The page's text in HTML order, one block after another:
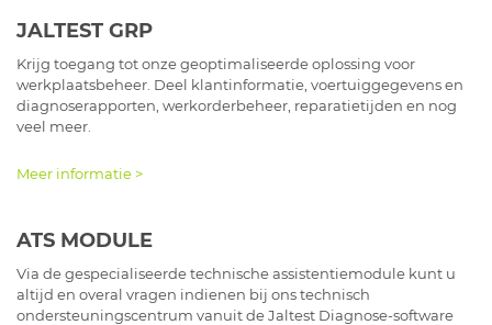
JALTEST GRP
Krijg toegang tot onze geoptimaliseerde oplossing voor
werkplaatsbeheer. Deel klantinformatie, voertuiggegevens en
diagnoserapporten, werkorderbeheer, reparatietijden en nog
veel meer.
Meer informatie >
ATS MODULE
Via de gespecialiseerde technische assistentiemodule kunt u
altijd en overal vragen indienen bij ons technisch
ondersteuningscentrum vanuit de Jaltest Diagnose-software